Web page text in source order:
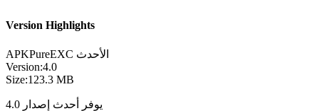
Version Highlights
APKPureEXC الأحدث
Version:4.0
Size:123.3 MB
يوفر أحدث إصدار 4.0